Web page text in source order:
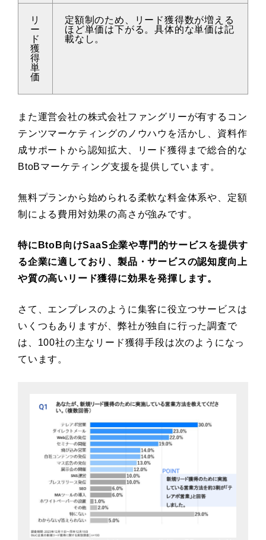
リ
ー
ド
獲
得
単
価
定額制のため、リード獲得数が増える
ほど単価は下がる。具体的な単価は記
載なし。
また運営会社の株式会社ファングリーが有するコン
テンツマーケティングのノウハウを活かし、資料作
成サポートから認知拡大、リード獲得まで総合的な
BtoBマーケティング支援を提供しています。
無料プランから始められる柔軟な料金体系や、定額
制による費用対効果の高さが強みです。
特にBtoB向けSaaS企業や専門的サービスを提供す
る企業に適しており、製品・サービスの認知度向上
や質の高いリード獲得に効果を発揮します。
さて、エンプレスのように集客に役立つサービスは
いくつもありますが、弊社が独自に行った調査で
は、100社の主なリード獲得手段は次のようになっ
ています。